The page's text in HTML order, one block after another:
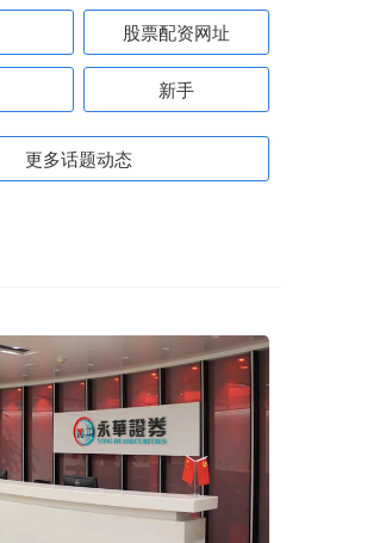
股票配资网址
新手
更多话题动态